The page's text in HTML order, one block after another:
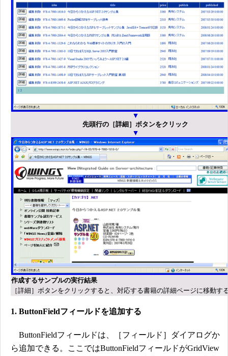
先頭行の［詳細］ボタンをクリック
作成するサンプルの実行結果
［詳細］ボタンをクリックすると、対応する書籍の詳細ページに移動す
1. ButtonFieldフィールドを追加する
ButtonFieldフィールドは、［フィールド］ダイアログか
ら追加できる。ここではButtonFieldフィールドがGridView